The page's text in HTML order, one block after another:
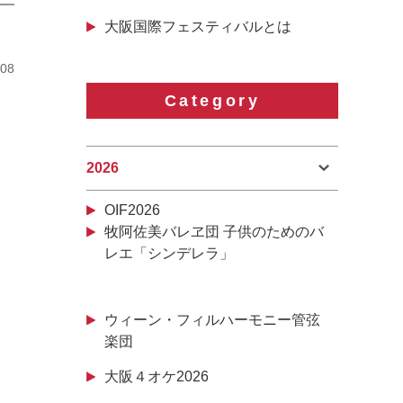
大阪国際フェスティバルとは
Category
2026
OIF2026
牧阿佐美バレヱ団 子供のためのバ
レエ「シンデレラ」
ウィーン・フィルハーモニー管弦
楽団
大阪４オケ2026